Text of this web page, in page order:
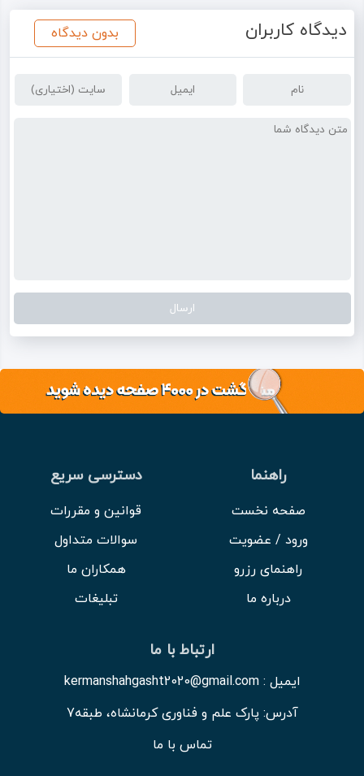
دیدگاه کاربران بدون دیدگاه
راهنما
صفحه نخست
ورود / عضویت
راهنمای رزرو
درباره ما
دسترسی سریع
قوانین و مقررات
سوالات متداول
همکاران ما
تبلیغات
ارتباط با ما
ایمیل : kermanshahgasht2020@gmail.com
آدرس: پارک علم و فناوری کرمانشاه، طبقه7
تماس با ما